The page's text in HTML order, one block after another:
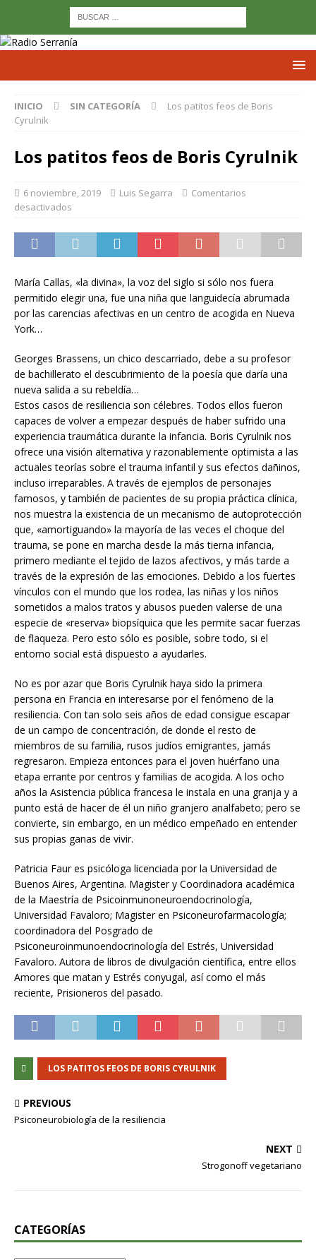
INICIO SIN CATEGORÍA
Los patitos feos de Boris
Cyrulnik
Los patitos feos de Boris Cyrulnik
6 noviembre, 2019 Luis Segarra
Comentarios
desactivados
María Callas, «la divina», la voz del siglo si sólo nos fuera
permitido elegir una, fue una niña que languidecía abrumada
por las carencias afectivas en un centro de acogida en Nueva
York…
Georges Brassens, un chico descarriado, debe a su profesor
de bachillerato el descubrimiento de la poesía que daría una
nueva salida a su rebeldía…
Estos casos de resiliencia son célebres. Todos ellos fueron
capaces de volver a empezar después de haber sufrido una
experiencia traumática durante la infancia. Boris Cyrulnik nos
ofrece una visión alternativa y razonablemente optimista a las
actuales teorías sobre el trauma infantil y sus efectos dañinos,
incluso irreparables. A través de ejemplos de personajes
famosos, y también de pacientes de su propia práctica clínica,
nos muestra la existencia de un mecanismo de autoprotección
que, «amortiguando» la mayoría de las veces el choque del
trauma, se pone en marcha desde la más tierna infancia,
primero mediante el tejido de lazos afectivos, y más tarde a
través de la expresión de las emociones. Debido a los fuertes
vínculos con el mundo que los rodea, las niñas y los niños
sometidos a malos tratos y abusos pueden valerse de una
especie de «reserva» biopsíquica que les permite sacar fuerzas
de flaqueza. Pero esto sólo es posible, sobre todo, si el
entorno social está dispuesto a ayudarles.
No es por azar que Boris Cyrulnik haya sido la primera
persona en Francia en interesarse por el fenómeno de la
resiliencia. Con tan solo seis años de edad consigue escapar
de un campo de concentración, de donde el resto de
miembros de su familia, rusos judíos emigrantes, jamás
regresaron. Empieza entonces para el joven huérfano una
etapa errante por centros y familias de acogida. A los ocho
años la Asistencia pública francesa le instala en una granja y a
punto está de hacer de él un niño granjero analfabeto; pero se
convierte, sin embargo, en un médico empeñado en entender
sus propias ganas de vivir.
Patricia Faur es psicóloga licenciada por la Universidad de
Buenos Aires, Argentina. Magister y Coordinadora académica
de la Maestría de Psicoinmunoneuroendocrinología,
Universidad Favaloro; Magister en Psiconeurofarmacología;
coordinadora del Posgrado de
Psiconeuroinmunoendocrinología del Estrés, Universidad
Favaloro. Autora de libros de divulgación científica, entre ellos
Amores que matan y Estrés conyugal, así como el más
reciente, Prisioneros del pasado.
LOS PATITOS FEOS DE BORIS CYRULNIK
PREVIOUS
Psiconeurobiología de la resiliencia
NEXT
Strogonoff vegetariano
CATEGORÍAS